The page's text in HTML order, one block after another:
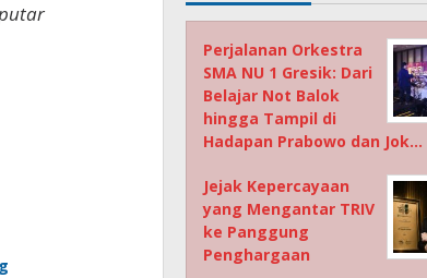
Perjalanan Orkestra
SMA NU 1 Gresik: Dari
Belajar Not Balok
hingga Tampil di
Hadapan Prabowo dan Jok…
Jejak Kepercayaan
yang Mengantar TRIV
ke Panggung
Penghargaan